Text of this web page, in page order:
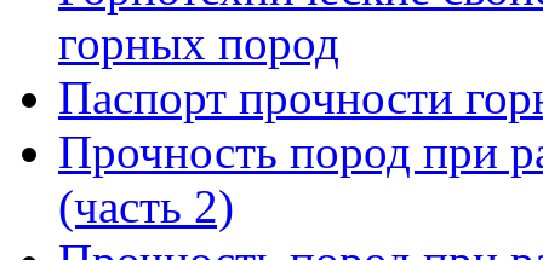
горных пород
Паспорт прочности
Прочность пород при
(часть 2)